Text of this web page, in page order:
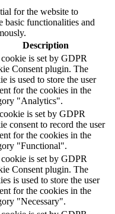
for the website to
basic functionalities and
Description
is set by GDPR
Consent plugin. The
is used to store the user
for the cookies in the
"Analytics".
is set by GDPR
consent to record the user
for the cookies in the
"Functional".
is set by GDPR
Consent plugin. The
is used to store the user
for the cookies in the
"Necessary".